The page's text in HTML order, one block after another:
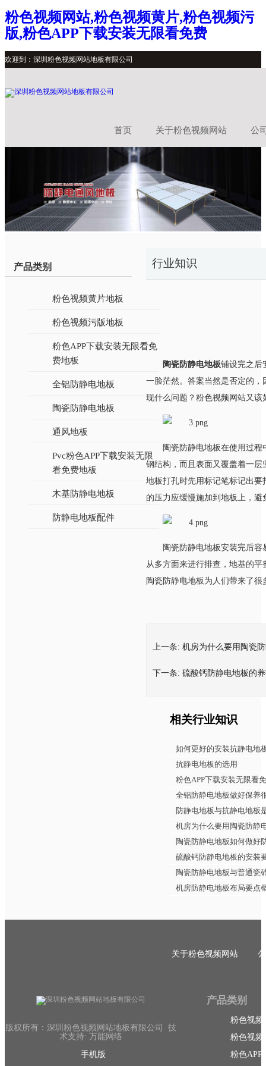
粉色视频网站,粉色视频黄片,粉色视频污
版,粉色APP下载安装无限看免费
欢迎到：深圳粉色视频网站地板有限公司
首页 关于粉色视频网站 公
产品类别
粉色视频黄片地板
粉色视频污版地板
粉色APP下载安装无限看免
费地板
全铝防静电地板
陶瓷防静电地板
通风地板
Pvc粉色APP下载安装无限
看免费地板
木基防静电地板
防静电地板配件
行业知识
陶瓷防静电地板铺设完之后
一脸茫然。答案当然是否定的
现什么问题？粉色视频网站又
陶瓷防静电地板在使用过程中
钢结构，而且表面又覆盖着一
地板打孔时先用标记笔标记出要打
的压力应缓慢施加到地板上，避
陶瓷防静电地板安装完后容易
从多方面来进行排查，地基
陶瓷防静电地板为人们带来了很多
上一条: 机房为什么要用陶瓷
下一条: 硫酸钙防静电地板的
相关行业知识
如何更好的安装抗静电地
抗静电地板的选用
粉色APP下载安装无限看
全铝防静电地板做好保养
防静电地板与抗静电地板
机房为什么要用陶瓷防静
陶瓷防静电地板如何做好
硫酸钙防静电地板的安装
陶瓷防静电地板与普通瓷
机房防静电地板布局要点
关于粉色视频网站
版权所有：深圳粉色视频网站地板有限公司 技
术支持: 万能网络
手机版
产品类别
粉色视频
粉色视频
粉色APP